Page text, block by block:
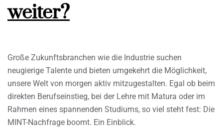
weiter?
Große Zukunftsbranchen wie die Industrie suchen
neugierige Talente und bieten umgekehrt die Möglichkeit,
unsere Welt von morgen aktiv mitzugestalten. Egal ob beim
direkten Berufseinstieg, bei der Lehre mit Matura oder im
Rahmen eines spannenden Studiums, so viel steht fest: Die
MINT-Nachfrage boomt. Ein Einblick.